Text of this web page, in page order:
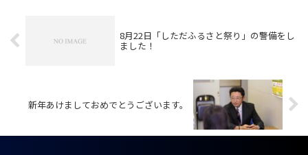
8月22日「しただふるさと祭り」の警備をし
ました！
新年あけましておめでとうございます。